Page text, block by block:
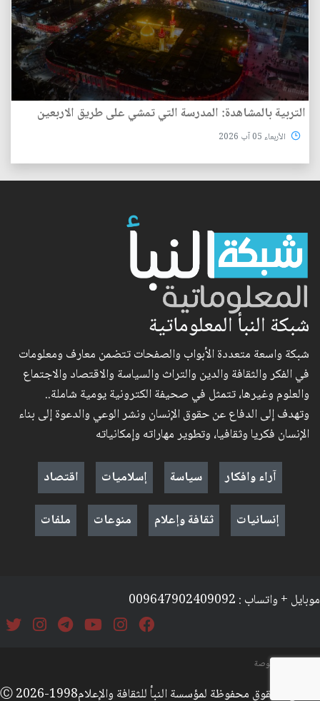
التربية بالمشاهدة: المدرسة التي تمشي على طريق الاربعين
الأربعاء 05 آب 2026
شبكة النبأ المعلوماتية
شبكة واسعة متعددة الأبواب والصفحات تتضمن معارف ومعلومات
في الفكر والثقافة والدين والتراث والسياسة والاقتصاد والاجتماع
والعلوم وغيرها، تتمثل في صحيفة الكترونية يومية شاملة..
وتهدف إلى الدفاع عن حقوق الإنسان ونشر الوعي والدعوة إلى بناء
الإنسان فكريا وثقافيا، وتطوير مهاراته وإمكانياته
آراء وافكار
سياسة إسلاميات
اقتصاد
إنسانيات
ثقافة وإعلام منوعات ملفات
موبايل + واتساب : 009647902409092
السياسة والخصوصة
جميع الحقوق محفوظة لمؤسسة النبأ للثقافة والإعلامⒸ 2026-1998